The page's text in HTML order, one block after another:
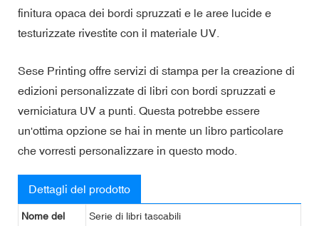
finitura opaca dei bordi spruzzati e le aree lucide e
testurizzate rivestite con il materiale UV.
Sese Printing offre servizi di stampa per la creazione di
edizioni personalizzate di libri con bordi spruzzati e
verniciatura UV a punti. Questa potrebbe essere
un'ottima opzione se hai in mente un libro particolare
che vorresti personalizzare in questo modo.
Dettagli del prodotto
Nome del
Serie di libri tascabili